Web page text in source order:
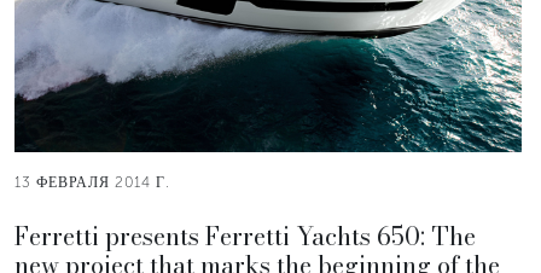
13 ФЕВРАЛЯ 2014 Г.
Ferretti presents Ferretti Yachts 650: The